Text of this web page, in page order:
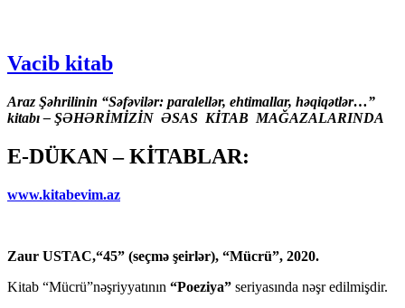
Vacib kitab
Araz Şəhrilinin “Səfəvilər: paralellər, ehtimallar, həqiqətlər…”
kitabı – ŞƏHƏRİMİZİN ƏSAS KİTAB MAĞAZALARINDA
E-DÜKAN – KİTABLAR:
www.kitabevim.az
Zaur USTAC,“45” (seçmə şeirlər), “Mücrü”, 2020.
Kitab “Mücrü”nəşriyyatının “Poeziya” seriyasında nəşr edilmişdir.